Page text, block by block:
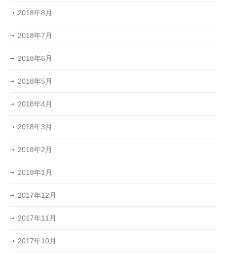
2018年8月
2018年7月
2018年6月
2018年5月
2018年4月
2018年3月
2018年2月
2018年1月
2017年12月
2017年11月
2017年10月